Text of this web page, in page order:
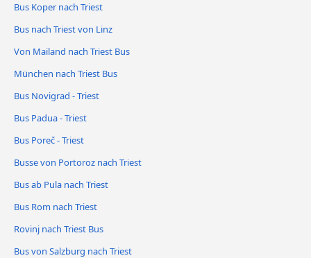
Bus Koper nach Triest
Bus nach Triest von Linz
Von Mailand nach Triest Bus
München nach Triest Bus
Bus Novigrad - Triest
Bus Padua - Triest
Bus Poreč - Triest
Busse von Portoroz nach Triest
Bus ab Pula nach Triest
Bus Rom nach Triest
Rovinj nach Triest Bus
Bus von Salzburg nach Triest